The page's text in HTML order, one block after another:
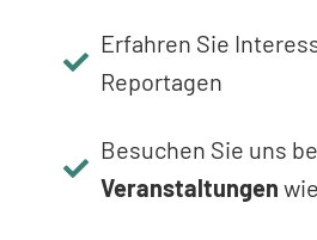
Erfahren Sie
Reportagen
Besuchen Sie uns
Veranstaltungen